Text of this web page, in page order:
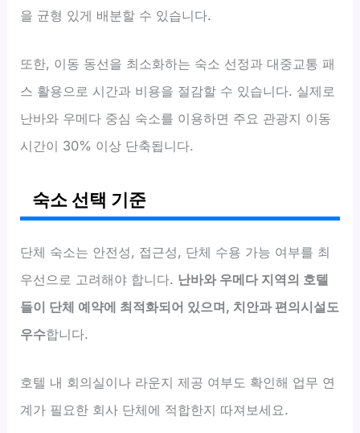
을 균형 있게 배분할 수 있습니다.
또한, 이동 동선을 최소화하는 숙소 선정과 대중교통 패
스 활용으로 시간과 비용을 절감할 수 있습니다. 실제로
난바와 우메다 중심 숙소를 이용하면 주요 관광지 이동
시간이 30% 이상 단축됩니다.
숙소 선택 기준
단체 숙소는 안전성, 접근성, 단체 수용 가능 여부를 최
우선으로 고려해야 합니다. 난바와 우메다 지역의 호텔
들이 단체 예약에 최적화되어 있으며, 치안과 편의시설도
우수합니다.
호텔 내 회의실이나 라운지 제공 여부도 확인해 업무 연
계가 필요한 회사 단체에 적합한지 따져보세요.